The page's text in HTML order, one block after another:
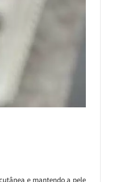
e mantendo a pele